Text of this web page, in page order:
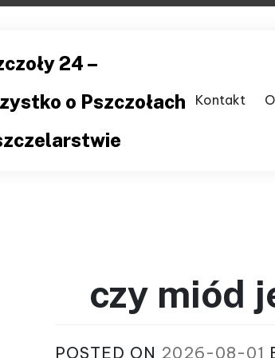
24 –
o Pszczołach
Kontakt
czy miód
POSTED ON 2026-08-01